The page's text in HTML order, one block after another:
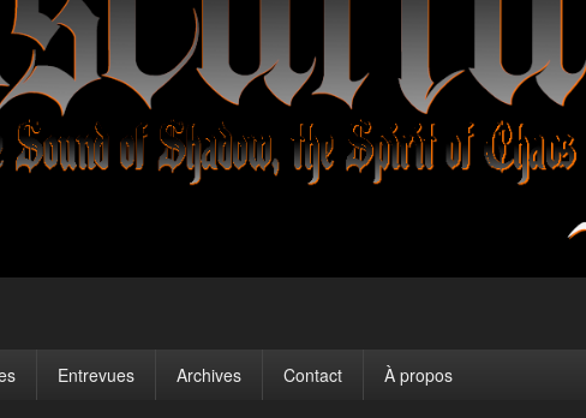
Entrevues Archives Contact À propos